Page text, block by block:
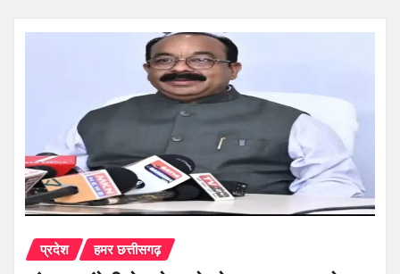
प्रदेश हमर छत्तीसगढ़